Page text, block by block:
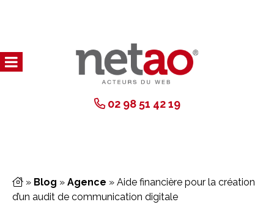
02 98 51 42 19
» Blog » Agence » Aide financière pour la création
d’un audit de communication digitale